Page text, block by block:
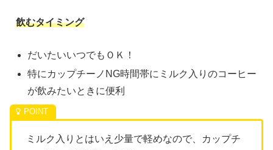
飲むタイミング
だいたいいつでもＯＫ！
特にカップチーノNG時間帯にミルク入りのコーヒー
が飲みたいときに便利
ミルク入りとはいえ少量で軽めなので、カップチ